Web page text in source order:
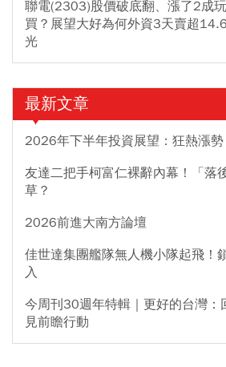
聯電(2303)股價破底翻、漲了2成
買？展望大好為何外資3天賣超
光
最新文章
2026年下半年投資展望：狂熱漲
友達二把手柯富仁裸辭內幕！「落
草？
2026前進大南方論壇
佳世達集團艦隊無人機小隊起飛！
入
今周刊30週年特輯｜更好的台灣：
見前瞻行動